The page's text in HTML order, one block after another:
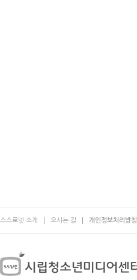
스스로넷 소개 오시는 길 개인정보처리방침